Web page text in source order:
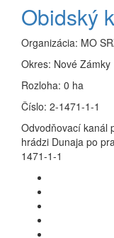
Obidský
Organizácia: MO
Okres: Nové Zámky
Rozloha: 0 ha
Číslo: 2-1471-1-1
Odvodňovací kanál
hrádzi Dunaja po
1471-1-1